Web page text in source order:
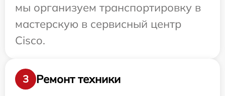
мы организуем транспортировку в
мастерскую в сервисный центр
Cisco.
3 Ремонт техники